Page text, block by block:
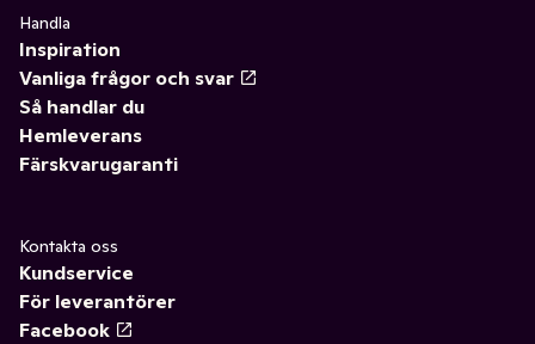
Handla
Inspiration
Vanliga frågor och svar
Så handlar du
Hemleverans
Färskvarugaranti
Kontakta oss
Kundservice
För leverantörer
Facebook